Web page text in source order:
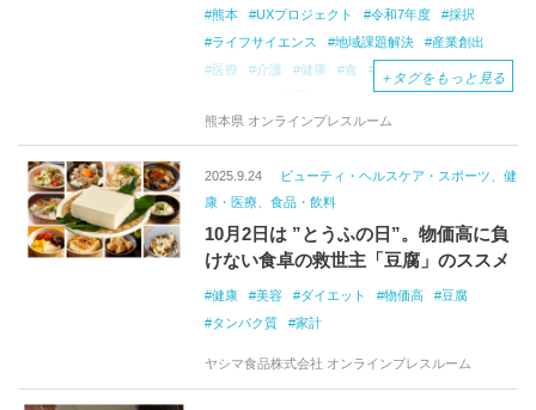
熊本 UXプロジェクト 令和7年度
採択
ライフサイエンス
地域課題解決
産業創出
医療
介護 健康 食
ビューティー
＋ タグをもっと見る
熊本県 オンラインプレスルーム
2025.9.24
ビューティ・ヘルスケア・スポーツ、健
康・医療、食品・飲料
10月2日は ”とうふの日”。物価高に負
けない食卓の救世主「豆腐」のススメ
健康 美容 ダイエット 物価高
豆腐
タンパク質
家計
ヤシマ食品株式会社 オンラインプレスルーム